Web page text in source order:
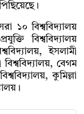
১০ বিশ্ববিদ্যালয়
বিশ্ববিদ্যালয়
ইসলামী
বিশ্ববিদ্যালয়, বেগম
কুমিল্লা